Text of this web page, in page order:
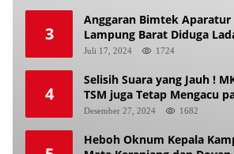
3
Anggaran Bimtek Aparatur
Lampung Barat Diduga
Makan Anak Istri
Juli 17, 2024 1724
4
Selisih Suara yang Jauh !
TSM juga Tetap Mengacu
Keadilan Pemilu
Desember 27, 2024 1682
Heboh Oknum Kepala